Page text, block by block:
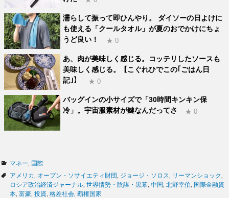
濡らして振って即ひんやり。 ダイソーの日よけに
も使える「クールタオル」が夏のおでかけにちょ
うど良い！
★ 0
あ、肉が美味しく感じる。コッテリしたソースも
美味しく感じる。【こぐれひでこの｢ごはん日
記｣】
★ 0
バッグインの小サイズで「30時間キンキン保
冷」。宇宙服素材が鍵なんだってさ
★ 0
カ
テ
ゴ
リ
マネー
国際
タ
グ
アメリカ オープン・ソサイエティ財団 ジョージ・ソロス リーマンショック
ロシア政治経済ジャーナル 世界情勢・陰謀・黒幕 中国 北野幸伯
国際金融資
本 富豪 投資 格差社会 覇権国家